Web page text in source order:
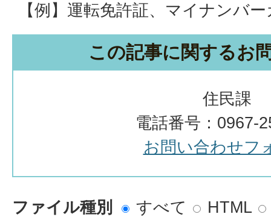
【例】運転免許証、マイナンバ
この記事に関するお
住民課
電話番号：0967-
お問い合わせフ
ファイル種別 すべて HTML